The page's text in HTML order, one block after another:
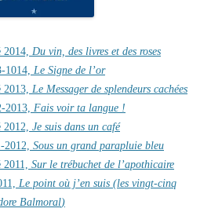
Du vin, des livres et des roses
1014, Le Signe de l’or
Le Messager de splendeurs cachées
2013, Fais voir ta langue !
Je suis dans un café
2012, Sous un grand parapluie bleu
Sur le trébuchet de l’apothicaire
Le point où j’en suis (les vingt-cinq
Balmoral)